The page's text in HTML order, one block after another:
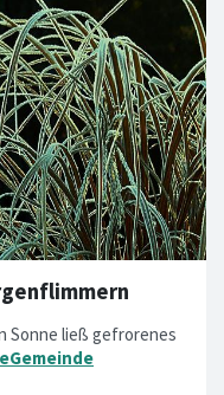
Sonne ließ gefrorenes